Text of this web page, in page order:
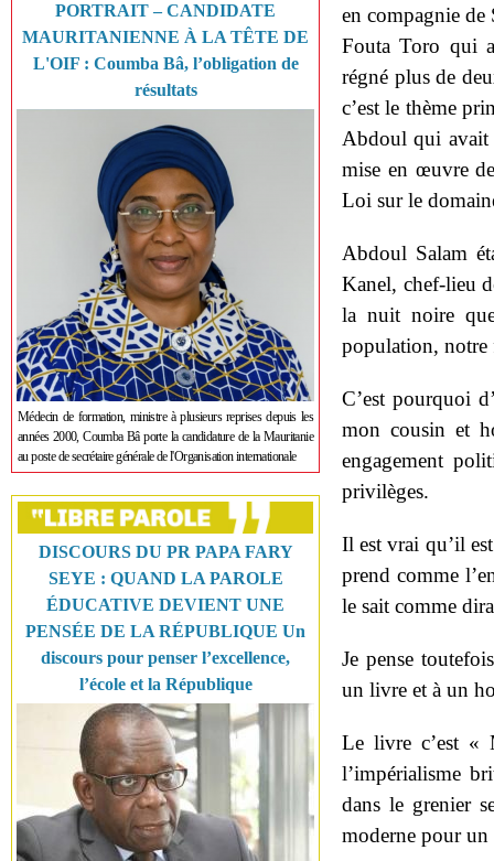
PORTRAIT – CANDIDATE
MAURITANIENNE À LA TÊTE DE
L'OIF : Coumba Bâ, l’obligation de
résultats
Médecin de formation, ministre à plusieurs reprises depuis les
années 2000, Coumba Bâ porte la candidature de la Mauritanie
au poste de secrétaire générale de l'Organisation internationale
DISCOURS DU PR PAPA FARY
SEYE : QUAND LA PAROLE
ÉDUCATIVE DEVIENT UNE
PENSÉE DE LA RÉPUBLIQUE Un
discours pour penser l’excellence,
l’école et la République
en compagnie
Fouta Toro qui
régné plus de
c’est le thème
Abdoul qui avait
mise en œuvre
Loi sur le
Abdoul Salam
Kanel, chef-lieu
la nuit noire
population, notre
C’est pourquoi
mon cousin et
engagement
privilèges.
Il est vrai qu’il
prend comme
le sait comme
Je pense
un livre et à un
Le livre c’est «
l’impérialisme
dans le grenier
moderne pour un